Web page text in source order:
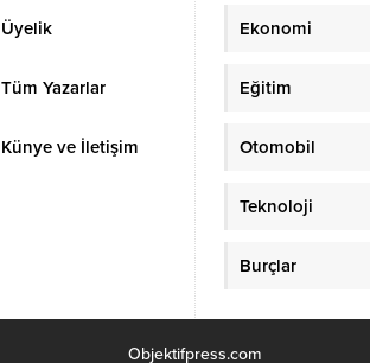
Üyelik
Tüm Yazarlar
Künye ve İletişim
Ekonomi
Eğitim
Otomobil
Teknoloji
Burçlar
Objektifpress.com